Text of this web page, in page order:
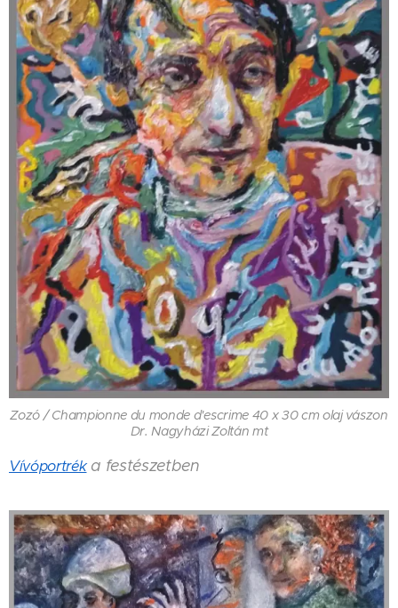
Zozó / Championne du monde d'escrime 40 x 30 cm olaj vászon
Dr. Nagyházi Zoltán mt
Vívóportréka festészetben